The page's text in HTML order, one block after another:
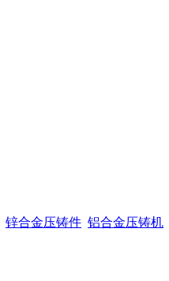
锌合金压铸件 铝合金压铸机